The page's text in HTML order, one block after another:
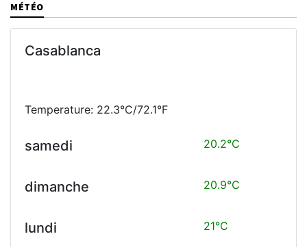
MÉTÉO
Casablanca
Temperature: 22.3°C/72.1°F
samedi 20.2°C
dimanche 20.9°C
lundi 21°C